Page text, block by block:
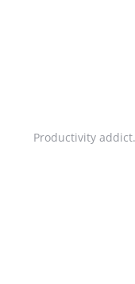
Productivity